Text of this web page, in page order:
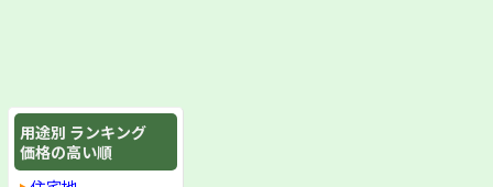
用途別 ランキング
価格の高い順